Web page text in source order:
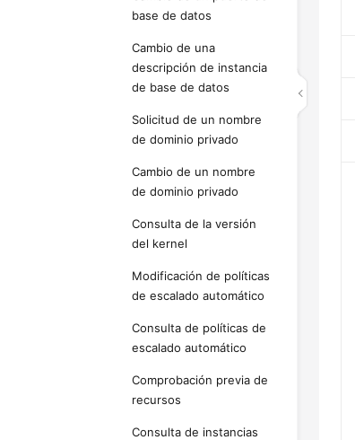
base de datos
Cambio de una
descripción de instancia
de base de datos
Solicitud de un nombre
de dominio privado
Cambio de un nombre
de dominio privado
Consulta de la versión
del kernel
Modificación de políticas
de escalado automático
Consulta de políticas de
escalado automático
Comprobación previa de
recursos
Consulta de instancias